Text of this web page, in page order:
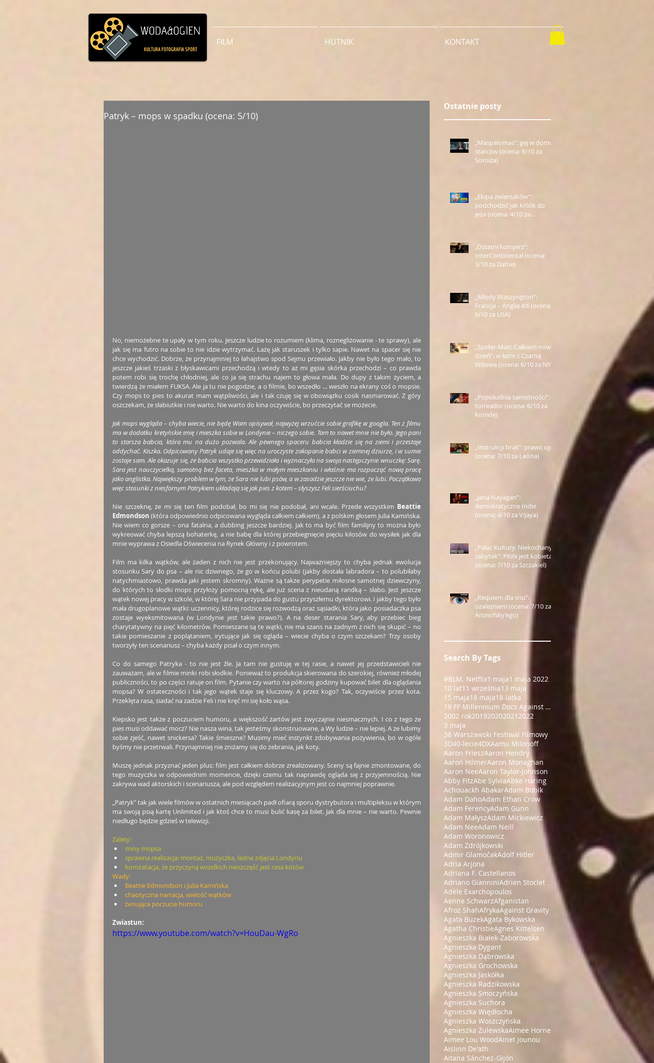
FILM HUTNIK KONTAKT
Patryk – mops w spadku (ocena: 5/10)
No, niemożebne te upały w tym roku. Jeszcze ludzie to rozumiem (klima, roznegliżowanie - te sprawy), ale
jak się ma futro na sobie to nie idzie wytrzymać. Łażę jak staruszek i tylko sapie. Nawet na spacer się nie
chce wychodzić. Dobrze, że przynajmniej to łahajstwo spod Sejmu przewiało. Jakby nie było tego mało, to
jeszcze jakieś trzaski z błyskawicami przechodzą i wtedy to aż mi gęsia skórka przechodzi – co prawda
potem robi się trochę chłodniej, ale co ja się strachu najem to głowa mała. Do dupy z takim życiem, a
twierdzą że miałem FUKSA. Ale ja tu nie pogodzie, a o filmie, bo wszedło … weszło na ekrany coś o mopsie.
Czy mops to pies to akurat mam wątpliwości, ale i tak czuję się w obowiązku cosik nasmarować. Z góry
oszczekam, że słabiutkie i nie warto. Nie warto do kina oczywiście, bo przeczytać se możecie.
Jak mops wygląda – chyba wiecie, nie będę Wam opisywał, najwyżej wrzućcie sobie grafikę w googla. Ten z filmu
ma w dodatku kretyńskie imię i mieszka sobie w Londynie – niczego sobie. Tam to nawet mnie nie było. Jego pani
to starsza babcia, która mu na dużo pozwala. Ale pewnego spaceru babcia kładzie się na ziemi i przestaje
oddychać. Kiszka. Odpicowany Patryk udaje się więc na uroczyste zakopanie babci w ziemnej dziurze, i w sumie
zostaje sam. Ale okazuje się, że babcia wszystko przewidziała i wyznaczyła na swoja następczynie wnuczkę: Sarę.
Sara jest nauczycielką, samotną bez faceta, mieszka w małym mieszkaniu i właśnie ma rozpocząć nową pracę
jako anglistka. Największy problem w tym, że Sara nie lubi psów, a w zasadzie jeszcze nie wie, że lubi. Początkowo
więc stosunki z niesfornym Patrykiem układają się jak pies z kotem – słyszysz Feli sierściuchu?
Nie szczeknę, że mi się ten film podobał, bo mi się nie podobał, ani wcale. Przede wszystkim Beattie
Edmondson (która odpowiednio odpicowana wygląda całkiem całkiem), a z polskim głosem Julia Kamińska.
Nie wiem co gorsze – ona fatalna, a dubbing jeszcze bardziej. Jak to ma być film familijny to można było
wykreować chyba lepszą bohaterkę, a nie babę dla której przebiegnięcie pięciu kilosów do wysiłek jak dla
mnie wyprawa z Osiedla Oświecenia na Rynek Główny i z powrotem.
Film ma kilka wątków, ale żaden z nich nie jest przekonujący. Najważniejszy to chyba jednak ewolucja
stosunku Sary do psa – ale nic dziwnego, że go w końcu polubi (jakby dostała labradora – to polubiłaby
natychmiastowo, prawda jaki jestem skromny). Ważne są także perypetie miłosne samotnej dziewczyny,
do których to słodki mops przyłoży pomocną rękę, ale już scena z nieudaną randką – słabo. Jest jeszcze
wątek nowej pracy w szkole, w której Sara nie przypada do gustu przyszłemu dyrektorowi. I jakby tego było
mała drugoplanowe wątki: uczennicy, której rodzice się rozwodzą oraz sąsiadki, która jako posiadaczka psa
zostaje wyeksmitowana (w Londynie jest takie prawo?). A na deser starania Sary, aby przebiec bieg
charytatywny na pięć kilometrów. Pomieszane są te wątki, nie ma szans na żadnym z nich się skupić – no
takie pomieszanie z poplątaniem, irytujące jak się ogląda – wiecie chyba o czym szczekam? Trzy osoby
tworzyły ten scenariusz – chyba każdy pisał o czym innym.
Co do samego Patryka - to nie jest źle. Ja tam nie gustuję w tej rasie, a nawet jej przedstawicieli nie
zauważam, ale w filmie minki robi słodkie. Ponieważ to produkcja skierowana do szerokiej, również młodej
publiczności, to po części ratuje on film. Pytanie czy warto na półtorej godziny kupować bilet dla oglądania
mopsa? W ostateczności i tak jego wątek staje się kluczowy. A przez kogo? Tak, oczywiście przez kota.
Przeklęta rasa, siadać na zadzie Feli i nie kręć mi się koło wąsa.
Kiepsko jest także z poczuciem humoru, a większość żartów jest zwyczajnie niesmacznych. I co z tego że
pies musi oddawać mocz? Nie nasza wina, tak jesteśmy skonstruowane, a Wy ludzie – nie lepiej. A że lubimy
sobie zjeść, nawet snickersa? Takie śmieszne? Musimy mieć instynkt zdobywania pożywienia, bo w ogóle
byśmy nie przetrwali. Przynajmniej nie zniżamy się do żebrania, jak koty.
Muszę jednak przyznać jeden plus: film jest całkiem dobrze zrealizowany. Sceny są fajnie zmontowane, do
tego muzyczka w odpowiednim momencie, dzięki czemu tak naprawdę ogląda się z przyjemnością. Nie
zakrywa wad aktorskich i scenariusza, ale pod względem realizacyjnym jest co najmniej poprawnie.
„Patryk” tak jak wiele filmów w ostatnich miesiącach padł ofiarą sporu dystrybutora i multipleksu w którym
ma swoją psią kartę Unlimited i jak ktoś chce to musi bulić kasę za bilet. Jak dla mnie – nie warto. Pewnie
niedługo będzie gdzieś w telewizji.
Zalety:
miny mopsa
sprawna realizacja: montaż, muzyczka, ładne zdjęcia Londynu
konstatacja, że przyczyną wszelkich nieszczęść jest rasa kotów
Wady:
Beattie Edmondson i Julia Kamińska
chaotyczna narracja, wielość wątków
żenujące poczucie humoru
Zwiastun:
https://www.youtube.com/watch?v=HouDau-WgRo
Ostatnie posty
„Maspalomas”: gej w domu
starców (ocena: 6/10 za
Soroiza)
„Ekipa zwierzaków”:
podchodzić jak królik do
jeża (ocena: 4/10 za
„Ostatni konsjerż”:
InterContinental (ocena:
3/10 za Dafoe)
„Młody Waszyngton”:
Francja – Anglia 4:6 (ocena:
6/10 za USA)
„Spider-Man: Całkiem nowy
dzień”: w łaźni z Czarną
Wdową (ocena: 6/10 za NY)
„Popołudnia samotności”:
torreador (ocena: 6/10 za
korridę)
„Instrukcji brak”: prawo ojca
(ocena: 7/10 za Leóna)
„Jana Nayagan”:
demokratyczne Indie
(ocena: 4/10 za Vijaya)
„Pałac Kultury. Niekochany
zabytek”: PKiN jest kobietą
(ocena: 7/10 za Szczakiel)
„Requiem dla snu”:
uzależnieni (ocena: 7/10 za
Aronofsky’ego)
Search By Tags
#BLM. Netflix1 maja1 maja 2022
10 lat11 września13 maja
15 maja18 maja18-latka
19 FF Millennium Docs Against Gravity!
2002 rok201920202021 2022
3 maja
38 Warszawski Festiwal Filmowy
3D40-lecie4DXAamu Milonoff
Aaron FrieszAaron Hendry
Aaron HilmerAaron Monaghan
Aaron NeeAaron Taylor-Johnson
Abby FitzAbe SylviaAbke Haring
Achouackh AbakarAdam Bobik
Adam DahoAdam Ethan Crow
Adam FerencyAdam Gunn
Adam MałyszAdam Mickiewicz
Adam NeeAdam Neill
Adam Woronowicz
Adam Zdrójkowski
Admir GlamočakAdolf Hitler
Adria Arjona
Adriana F. Castellanos
Adriano GianniniAdrien Stoclet
Adèle Exarchopoulos
Aenne SchwarzAfganistan
Afroz ShahAfrykaAgainst Gravity
Agata BuzekAgata Bykowska
Agatha ChristieAgnes Kittelsen
Agnieszka Białek-Zaborowska
Agnieszka Dygant
Agnieszka Dąbrowska
Agnieszka Grochowska
Agnieszka Jaskółka
Agnieszka Radzikowska
Agnieszka Smoczyńska
Agnieszka Suchora
Agnieszka Więdłocha
Agnieszka Woszczyńska
Agnieszka ŻulewskaAimee Horne
Aimee Lou WoodAinet Jounou
Aislinn De'ath
Aitana Sánchez-Gijón